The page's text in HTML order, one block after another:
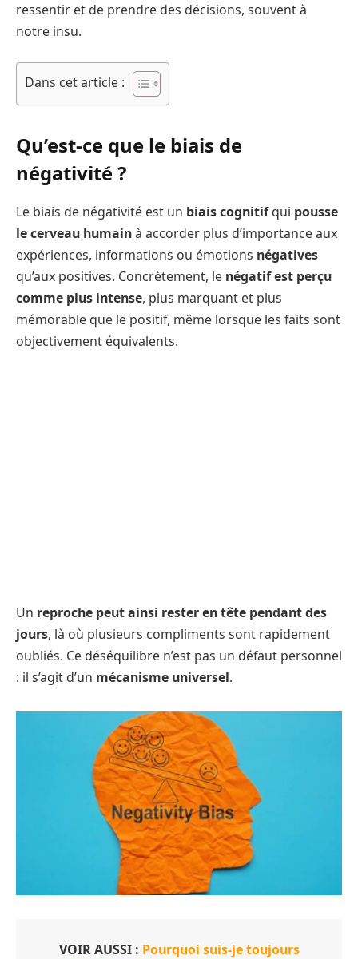
ressentir et de prendre des décisions, souvent à
notre insu.
Dans cet article :
Qu’est-ce que le biais de
négativité ?
Le biais de négativité est un biais cognitifqui pousse
le cerveau humainà accorder plus d’importance aux
expériences, informations ou émotions négatives
qu’aux positives. Concrètement, le négatif est perçu
comme plus intense, plus marquant et plus
mémorable que le positif, même lorsque les faits sont
objectivement équivalents.
Un reproche peut ainsi rester en tête pendant des
jours, là où plusieurs compliments sont rapidement
oubliés. Ce déséquilibre n’est pas un défaut personnel
: il s’agit d’un mécanisme universel.
VOIR AUSSI : Pourquoi suis-je toujours